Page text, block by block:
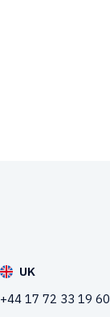
UK
+44 17 72 33 19 60